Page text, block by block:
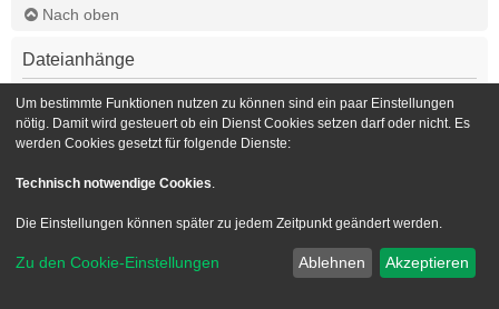
Nach oben
Dateianhänge
Welche Dateianhänge sind in diesem Forum zulässig?
Die Board-Administration kann bestimmte Dateitypen zulassen oder
verbieten. Falls du dir nicht sicher bist, welche Dateitypen du anhängen
Administration.
Nach oben
Kann ich eine Übersicht all meiner Dateianhänge erhalten?
Um eine Liste all deiner Dateianhänge zu erhalten, gehe in den
Um bestimmte Funktionen nutzen zu können sind ein paar Einstellungen
nötig. Damit wird gesteuert ob ein Dienst Cookies setzen darf oder nicht. Es
werden Cookies gesetzt für folgende Dienste:
Technisch notwendige Cookies.
Die Einstellungen können später zu jedem Zeitpunkt geändert werden.
Zu den Cookie-Einstellungen Ablehnen Akzeptieren